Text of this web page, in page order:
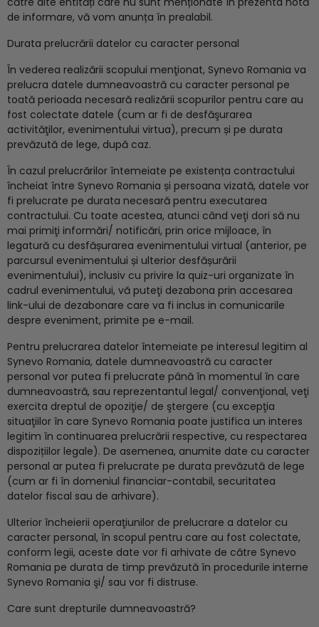
de informare, vă vom anunța în prealabil.
Durata prelucrării datelor cu caracter personal
În vederea realizării scopului menţionat, Synevo Romania va
prelucra datele dumneavoastră cu caracter personal pe
toată perioada necesară realizării scopurilor pentru care au
fost colectate datele (cum ar fi de desfăşurarea
activităţilor, evenimentului virtua), precum și pe durata
prevăzută de lege, după caz.
În cazul prelucrărilor întemeiate pe existența contractului
încheiat între Synevo Romania și persoana vizată, datele vor
fi prelucrate pe durata necesară pentru executarea
contractului. Cu toate acestea, atunci când veţi dori să nu
mai primiţi informări/ notificări, prin orice mijloace, în
legatură cu desfășurarea evenimentului virtual (anterior, pe
parcursul evenimentului și ulterior desfășurării
evenimentului), inclusiv cu privire la quiz-uri organizate în
cadrul evenimentului, vă puteţi dezabona prin accesarea
link-ului de dezabonare care va fi inclus in comunicarile
despre eveniment, primite pe e-mail.
Pentru prelucrarea datelor întemeiate pe interesul legitim al
Synevo Romania, datele dumneavoastră cu caracter
personal vor putea fi prelucrate până în momentul în care
dumneavoastră, sau reprezentantul legal/ convenţional, veţi
exercita dreptul de opoziţie/ de ştergere (cu excepţia
situaţiilor în care Synevo Romania poate justifica un interes
legitim în continuarea prelucrării respective, cu respectarea
dispozițiilor legale). De asemenea, anumite date cu caracter
personal ar putea fi prelucrate pe durata prevăzută de lege
(cum ar fi în domeniul financiar-contabil, securitatea
datelor fiscal sau de arhivare).
Ulterior încheierii operaţiunilor de prelucrare a datelor cu
caracter personal, în scopul pentru care au fost colectate,
conform legii, aceste date vor fi arhivate de către Synevo
Romania pe durata de timp prevăzută în procedurile interne
Synevo Romania şi/ sau vor fi distruse.
Care sunt drepturile dumneavoastră?